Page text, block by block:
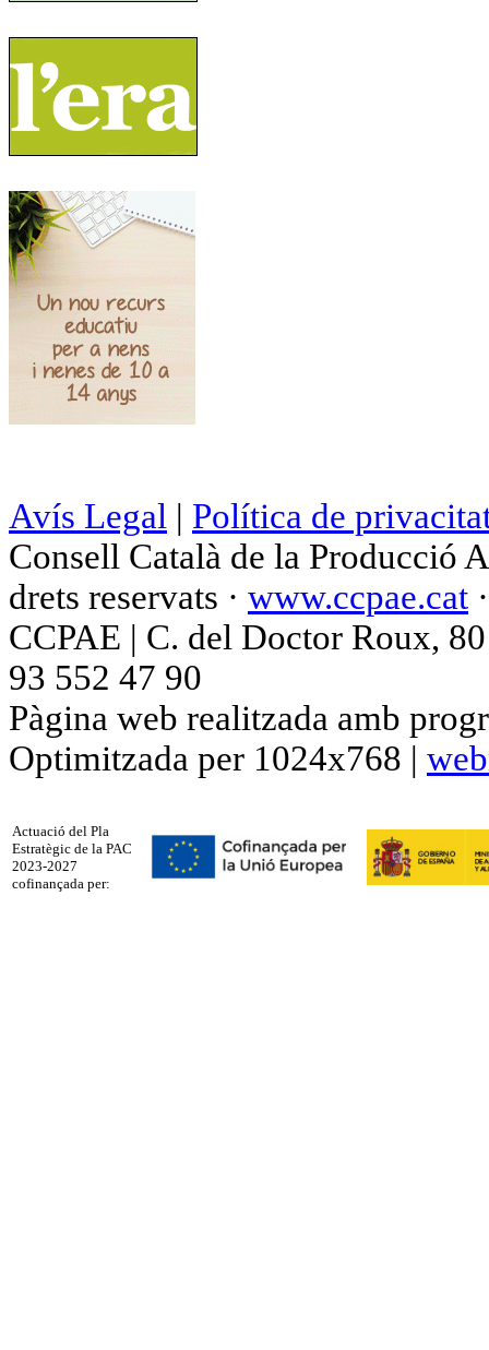
Avís Legal | Política de
Consell Català de la Producció
drets reservats · www.ccpae.cat
CCPAE | C. del Doctor Roux,
93 552 47 90
Pàgina web realitzada amb
Optimitzada per 1024x768 |
Actuació del Pla
Estratègic de la PAC
2023-2027
cofinançada per: